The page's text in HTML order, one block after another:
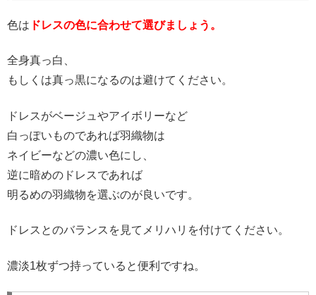
色は ドレスの色に合わせて選びましょう。
全身真っ白、
もしくは真っ黒になるのは避けてください。
ドレスがベージュやアイボリーなど
白っぽいものであれば羽織物は
ネイビーなどの濃い色にし、
逆に暗めのドレスであれば
明るめの羽織物を選ぶのが良いです。
ドレスとのバランスを見てメリハリを付けてください。
濃淡1枚ずつ持っていると便利ですね。